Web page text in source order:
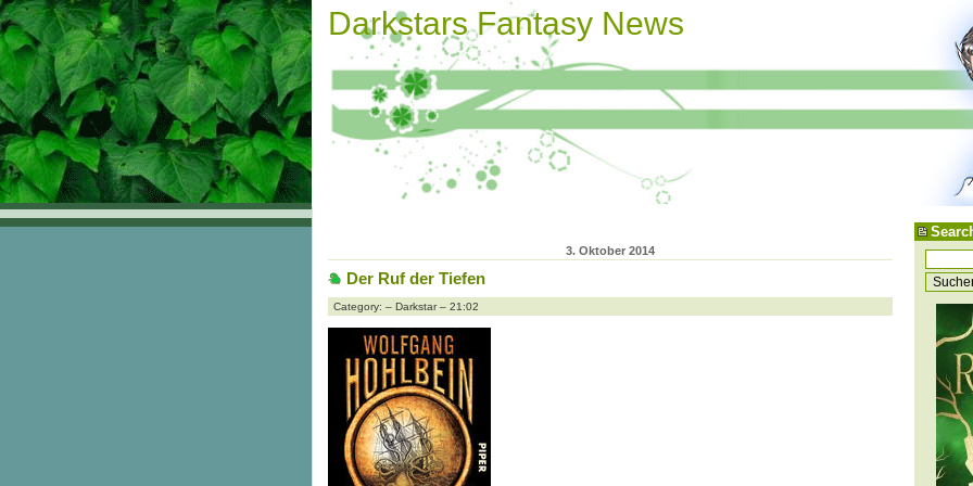
Darkstars Fantasy News
3. Oktober 2014
Der Ruf der Tiefen
Category: – Darkstar – 21:02